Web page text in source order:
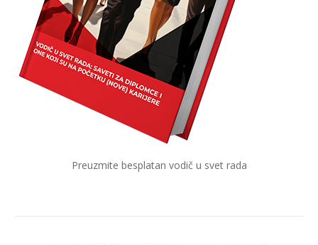
Preuzmite besplatan vodič u svet rada